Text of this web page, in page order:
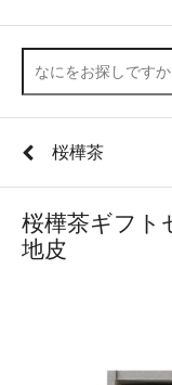
桜樺茶
桜樺茶ギフト
地皮